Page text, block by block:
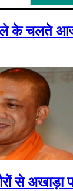
के चलते
से अखाड़ा